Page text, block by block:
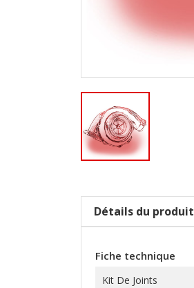
Détails du produit
Fiche technique
Kit De Joints